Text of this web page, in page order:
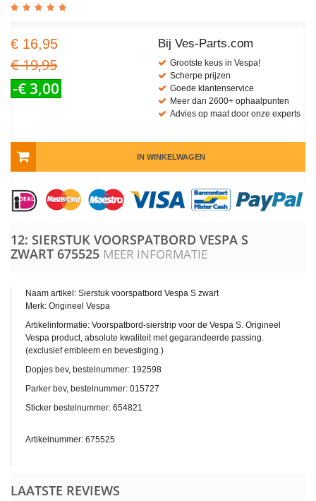
€ 16,95
€ 19,95
-€ 3,00
Bij Ves-Parts.com
Grootste keus in Vespa!
Scherpe prijzen
Goede klantenservice
Meer dan 2600+ ophaalpunten
Advies op maat door onze experts
IN WINKELWAGEN
12: SIERSTUK VOORSPATBORD VESPA S
ZWART 675525 MEER INFORMATIE
Naam artikel: Sierstuk voorspatbord Vespa S zwart
Merk: Origineel Vespa
Artikelinformatie: Voorspatbord-sierstrip voor de Vespa S. Origineel
Vespa product, absolute kwaliteit met gegarandeerde passing.
(exclusief embleem en bevestiging.)
Dopjes bev, bestelnummer: 192598
Parker bev, bestelnummer: 015727
Sticker bestelnummer: 654821
Artikelnummer: 675525
LAATSTE REVIEWS